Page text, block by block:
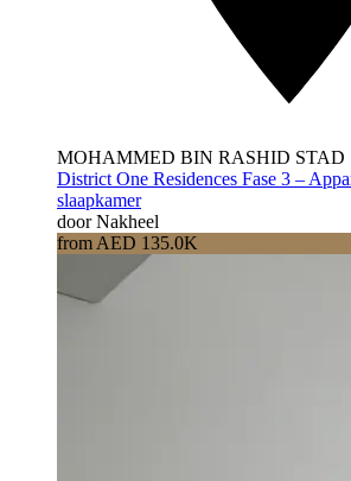
MOHAMMED BIN RASHID STAD
District One Residences Fase 3 –
slaapkamer
door Nakheel
from AED 135.0K